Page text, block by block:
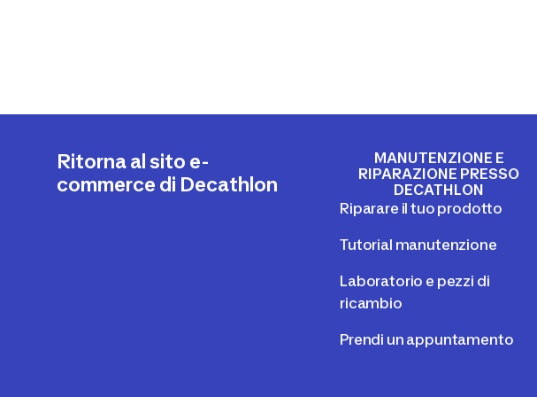
Ritorna al sito e-
commerce di Decathlon
MANUTENZIONE E
RIPARAZIONE PRESSO
DECATHLON
Riparare il tuo prodotto
Tutorial manutenzione
Laboratorio e pezzi di
ricambio
Prendi un appuntamento